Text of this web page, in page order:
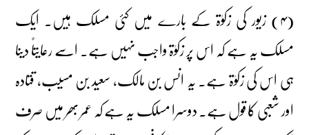
(۴) زیور کی زکوٰۃ کے بارے میں کئی مسلک ہیں۔ ایک
مسلک یہ ہے کہ اس پر زکوٰۃ واجب نہیں ہے۔ اسے رعایتاً دینا
ہی اس کی زکوٰۃ ہے۔ یہ انس بن مالک، سعید بن مسیب، قتادہ
اور شعبی کا قول ہے۔ دوسرا مسلک یہ ہے کہ عمر بھر میں صرف